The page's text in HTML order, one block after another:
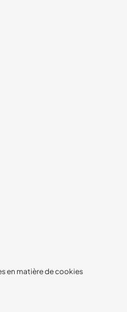
en matière de cookies